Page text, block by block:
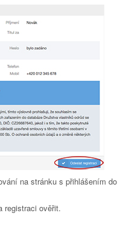
na stránku s přihlášením do
registraci ověřit.